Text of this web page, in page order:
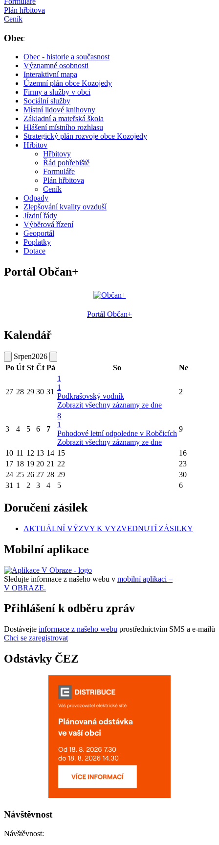
Plán hřbitova
Ceník
Obec
Obec - historie a současnost
Významné osobnosti
Interaktivní mapa
Územní plán obce Kozojedy
Firmy a služby v obci
Sociální služby
Místní lidové knihovny
Základní a mateřská škola
Hlášení místního rozhlasu
Strategický plán rozvoje obce Kozojedy
Hřbitov
Hřbitovy
Řád pohřebiště
Formuláře
Plán hřbitova
Ceník
Odpady
Zlepšování kvality ovzduší
Jízdní řády
Výběrová řízení
Geoportál
Poplatky
Dotace
Portál Občan+
Portál Občan+
Kalendář
Srpen2026
Po Út St Čt Pá So Ne
27 28 29 30 31
1
1
Podkrašovský vodník
Zobrazit všechny záznamy ze dne
2
3 4 5 6 7
8
1
Pohodové letní odpoledne v Robčicích
Zobrazit všechny záznamy ze dne
9
10 11 12 13 14 15
16
17 18 19 20 21 22
23
24 25 26 27 28 29
30
31 1 2 3 4 5 6
Doručení zásilek
AKTUÁLNÍ VÝZVY K VYZVEDNUTÍ ZÁSILKY
Mobilní aplikace
Sledujte informace z našeho webu v mobilní aplikaci –
V OBRAZE.
Přihlášení k odběru zpráv
Dostávejte informace z našeho webu prostřednictvím SMS a e-mailů
Chci se zaregistrovat
Odstávky ČEZ
Návštěvnost
Návštěvnost: